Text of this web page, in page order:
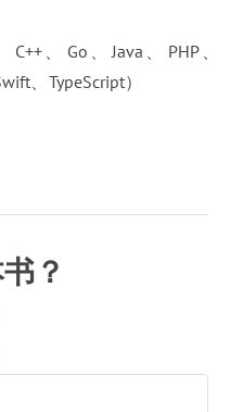
C++ 、 Go 、 Java 、 PHP、
、 TypeScript）
？